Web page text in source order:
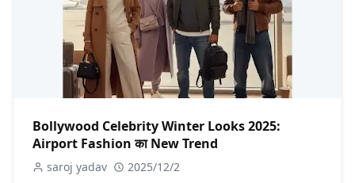
Bollywood Celebrity Winter Looks 2025:
Airport Fashion का New Trend
saroj yadav 2025/12/2